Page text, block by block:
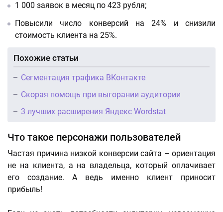
1 000 заявок в месяц по 423 рубля;
Повысили число конверсий на 24% и снизили
стоимость клиента на 25%.
Похожие статьи
Сегментация трафика ВКонтакте
Скорая помощь при выгорании аудитории
3 лучших расширения Яндекс Wordstat
Что такое персонажи пользователей
Частая причина низкой конверсии сайта – ориентация
не на клиента, а на владельца, который оплачивает
его создание. А ведь именно клиент приносит
прибыль!